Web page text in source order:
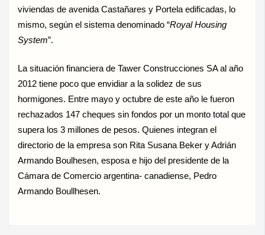
viviendas de avenida Castañares y Portela edificadas, lo
mismo, según el sistema denominado “Royal Housing
System”.
La situación financiera de Tawer Construcciones SA al año
2012 tiene poco que envidiar a la solidez de sus
hormigones. Entre mayo y octubre de este año le fueron
rechazados 147 cheques sin fondos por un monto total que
supera los 3 millones de pesos. Quienes integran el
directorio de la empresa son Rita Susana Beker y Adrián
Armando Boulhesen, esposa e hijo del presidente de la
Cámara de Comercio argentina- canadiense, Pedro
Armando Boullhesen.